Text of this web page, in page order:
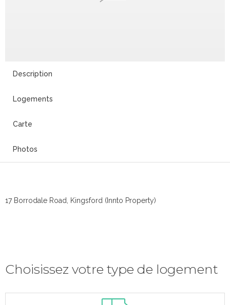
Description
Logements
Carte
Photos
17 Borrodale Road, Kingsford (Innto Property)
Choisissez votre type de logement